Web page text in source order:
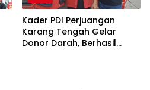
Kader PDI Perjuangan
Karang Tengah Gelar
Donor Darah, Berhasil